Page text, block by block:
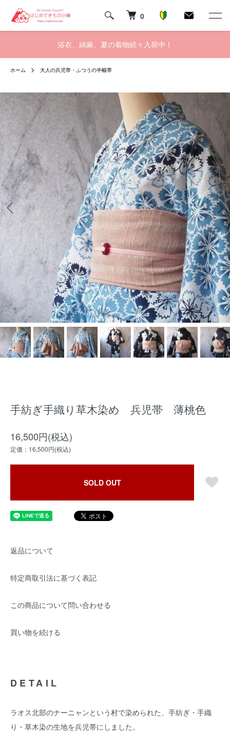
0
浴衣、綿麻、夏の着物続々入荷中！
ホーム 大人の兵児帯・ふつうの半幅帯
手紡ぎ手織り草木染め 兵児帯 薄桃色
16,500円(税込)
定価：16,500円(税込)
SOLD OUT
返品について
特定商取引法に基づく表記
この商品について問い合わせる
買い物を続ける
DETAIL
ラオス北部のナーニャンという村で染められた、手紡ぎ・手織
り・草木染の生地を兵児帯にしました。